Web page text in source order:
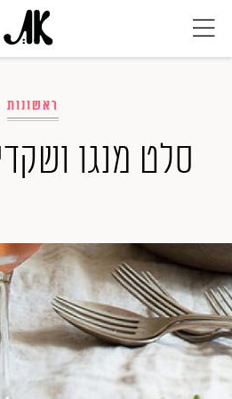
אופנה
סלבס
ערוצים
המגזין
ראשונות
סלט מנגו